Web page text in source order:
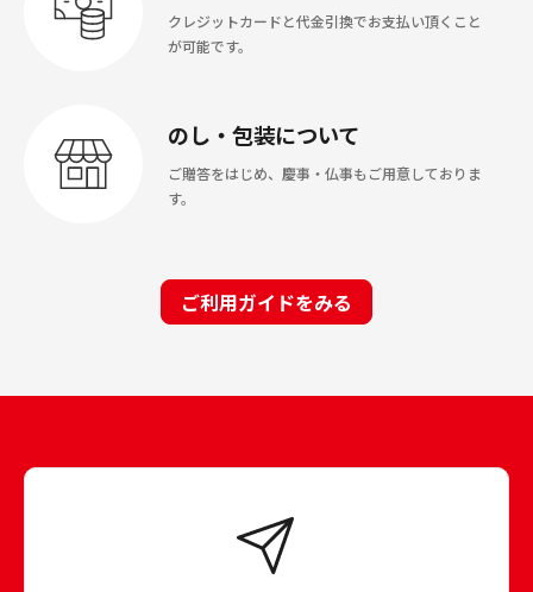
クレジットカードと代金引換でお支払い頂くこと
が可能です。
のし・包装について
ご贈答をはじめ、慶事・仏事もご用意しておりま
す。
ご利用ガイドをみる